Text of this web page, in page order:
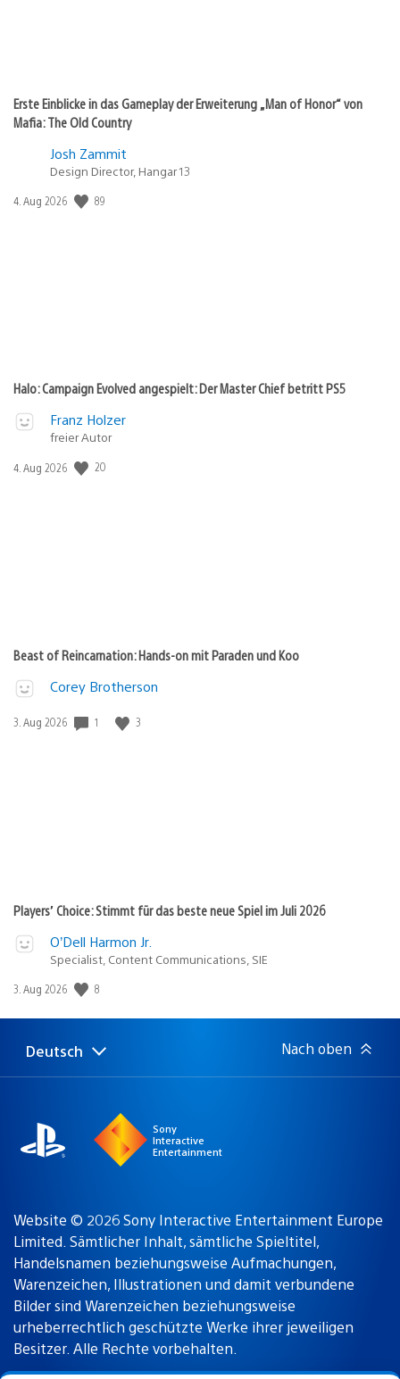
Erste Einblicke in das Gameplay der Erweiterung „Man of Honor“ von
Mafia: The Old Country
Josh Zammit
Design Director, Hangar 13
Veröffentlichungsdatum:
4. Aug 2026 89
Halo: Campaign Evolved angespielt: Der Master Chief betritt PS5
Franz Holzer
freier Autor
Veröffentlichungsdatum:
4. Aug 2026 20
Beast of Reincarnation: Hands-on mit Paraden und Koo
Corey Brotherson
Veröffentlichungsdatum:
3. Aug 2026 1 3
Players’ Choice: Stimmt für das beste neue Spiel im Juli 2026
O’Dell Harmon Jr.
Specialist, Content Communications, SIE
Veröffentlichungsdatum:
3. Aug 2026 8
Select
Aktuelle
Deutsch Nach oben
Sony
Interactive
Entertainment
Website © 2026 Sony Interactive Entertainment Europe
Limited. Sämtlicher Inhalt, sämtliche Spieltitel,
Handelsnamen beziehungsweise Aufmachungen,
Warenzeichen, Illustrationen und damit verbundene
Bilder sind Warenzeichen beziehungsweise
urheberrechtlich geschützte Werke ihrer jeweiligen
Besitzer. Alle Rechte vorbehalten.